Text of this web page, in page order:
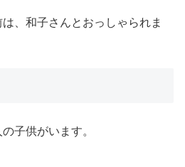
、和子さんとおっしゃられま
子供がいます。